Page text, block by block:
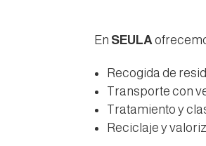
En SEULA
Recogida de
Transporte con
Tratamiento y
Reciclaje y